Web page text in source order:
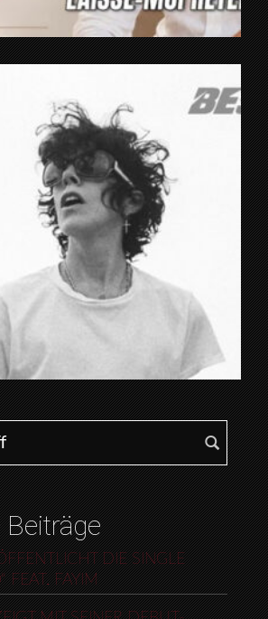
DIE SINGLE
FEAT. FAYIM